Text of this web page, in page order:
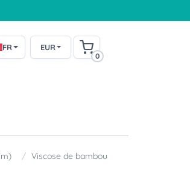
FR EUR
0
Viscose de bambou